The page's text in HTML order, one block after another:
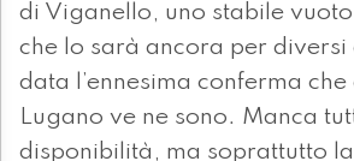
di Viganello, uno stabile
che lo sarà ancora per diversi
data l’ennesima conferma che
Lugano ve ne sono. Manca
disponibilità, ma soprattutto